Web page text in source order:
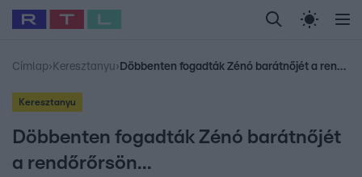
Legfrissebb RTL Híradó Randi Celeb vagyok,
Babits Marcella Most Wanted Gallusz
Címlap› Keresztanyu› Döbbenten fogadták Zénó barátnőjét a rendőrőrsön...
Keresztanyu
Döbbenten fogadták Zénó barátnőjét
a rendőrőrsön...